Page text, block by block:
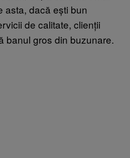
asta, dacă ești bun
de calitate, clienții
banul gros din buzunare.